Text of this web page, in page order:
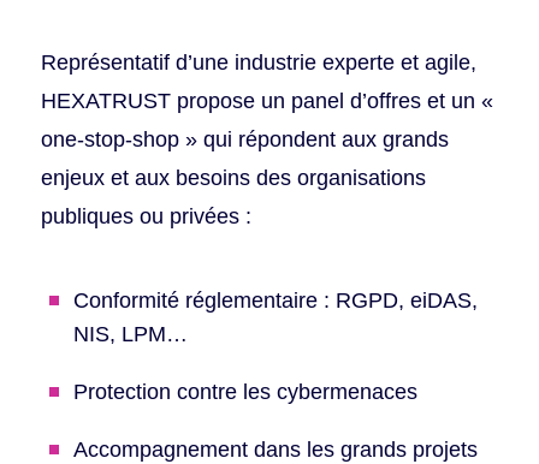
Représentatif d’une industrie experte et agile,
HEXATRUST propose un panel d’offres et un «
one-stop-shop » qui répondent aux grands
enjeux et aux besoins des organisations
publiques ou privées :
Conformité réglementaire : RGPD, eiDAS,
NIS, LPM…
Protection contre les cybermenaces
Accompagnement dans les grands projets